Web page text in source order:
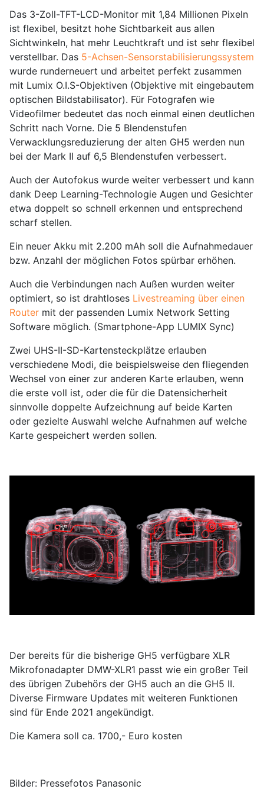
Das 3-Zoll-TFT-LCD-Monitor mit 1,84 Millionen Pixeln
ist flexibel, besitzt hohe Sichtbarkeit aus allen
Sichtwinkeln, hat mehr Leuchtkraft und ist sehr flexibel
verstellbar. Das 5-Achsen-Sensorstabilisierungssystem
wurde runderneuert und arbeitet perfekt zusammen
mit Lumix O.I.S-Objektiven (Objektive mit eingebautem
optischen Bildstabilisator). Für Fotografen wie
Videofilmer bedeutet das noch einmal einen deutlichen
Schritt nach Vorne. Die 5 Blendenstufen
Verwacklungsreduzierung der alten GH5 werden nun
bei der Mark II auf 6,5 Blendenstufen verbessert.
Auch der Autofokus wurde weiter verbessert und kann
dank Deep Learning-Technologie Augen und Gesichter
etwa doppelt so schnell erkennen und entsprechend
scharf stellen.
Ein neuer Akku mit 2.200 mAh soll die Aufnahmedauer
bzw. Anzahl der möglichen Fotos spürbar erhöhen.
Auch die Verbindungen nach Außen wurden weiter
optimiert, so ist drahtloses Livestreaming über einen
Router mit der passenden Lumix Network Setting
Software möglich. (Smartphone-App LUMIX Sync)
Zwei UHS-II-SD-Kartensteckplätze erlauben
verschiedene Modi, die beispielsweise den fliegenden
Wechsel von einer zur anderen Karte erlauben, wenn
die erste voll ist, oder die für die Datensicherheit
sinnvolle doppelte Aufzeichnung auf beide Karten
oder gezielte Auswahl welche Aufnahmen auf welche
Karte gespeichert werden sollen.
Der bereits für die bisherige GH5 verfügbare XLR
Mikrofonadapter DMW-XLR1 passt wie ein großer Teil
des übrigen Zubehörs der GH5 auch an die GH5 II.
Diverse Firmware Updates mit weiteren Funktionen
sind für Ende 2021 angekündigt.
Die Kamera soll ca. 1700,- Euro kosten
Bilder: Pressefotos Panasonic